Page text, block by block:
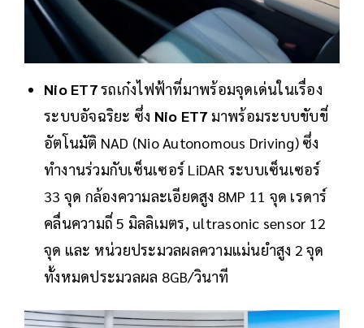
Nio ET7รถเก๋งไฟฟ้าที่มาพร้อมจุดเด่นในเรื่อง
ระบบอัจฉริยะ ซึ่ง Nio ET7 มาพร้อมระบบขับขี่
อัตโนมัติ NAD (Nio Autonomous Driving) ซึ่ง
ทำงานร่วมกับเซ็นเซอร์ LiDAR ระบบเซ็นเซอร์
33 จุด กล้องความละเอียดสูง 8MP 11 จุด เรดาร์
คลื่นความถี่ 5 มิลลิเมตร, ultrasonic sensor 12
จุด และ หน่วยประมวลผลความแม่นยำสูง 2 จุด
ทั้งหมดประมวลผล 8GB/วินาที